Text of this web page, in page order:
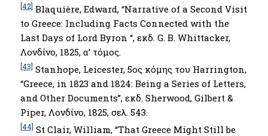
[42] Blaquière, Edward, “Narrative of a Second Visit
to Greece: Including Facts Connected with the
Last Days of Lord Byron “, εκδ. G. B. Whittacker,
Λονδίνο, 1825, α’ τόμος.
[43] Stanhope, Leicester, 5ος κόμης του Harrington,
“Greece, in 1823 and 1824: Being a Series of Letters,
and Other Documents”, εκδ. Sherwood, Gilbert &
Piper, Λονδίνο, 1825, σελ. 543.
[44] St Clair, William, “That Greece Might Still be